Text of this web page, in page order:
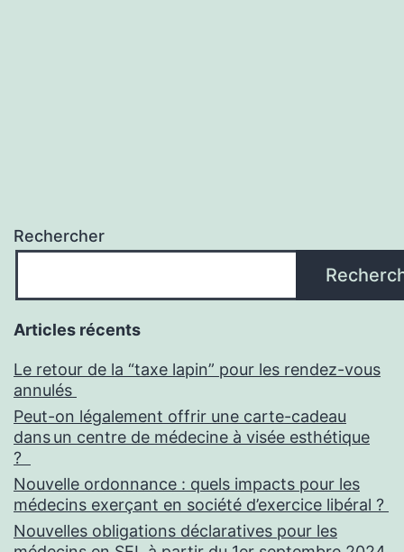
Rechercher
Articles récents
Le retour de la “taxe lapin” pour les rendez-vous
annulés
Peut-on légalement offrir une carte-cadeau
dans un centre de médecine à visée esthétique
?
Nouvelle ordonnance : quels impacts pour les
médecins exerçant en société d’exercice libéral ?
Nouvelles obligations déclaratives pour les